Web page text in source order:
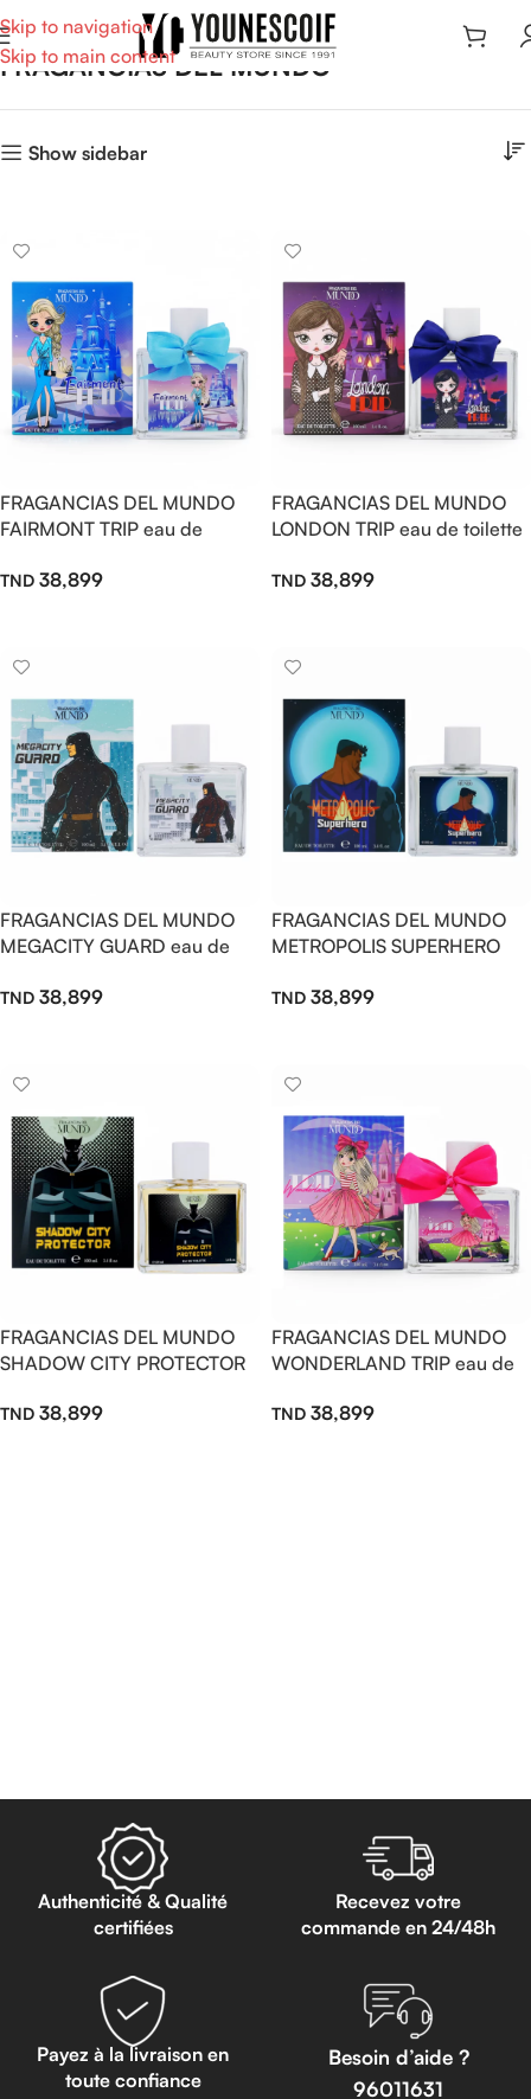
Skip to navigation
Skip to main content
FRAGANCIAS DEL MUNDO
Show sidebar
FRAGANCIAS DEL MUNDO
FAIRMONT TRIP eau de
38,899
FRAGANCIAS DEL MUNDO
LONDON TRIP eau de toilette
38,899
FRAGANCIAS DEL MUNDO
MEGACITY GUARD eau de
38,899
FRAGANCIAS DEL MUNDO
METROPOLIS SUPERHERO
38,899
FRAGANCIAS DEL MUNDO
SHADOW CITY PROTECTOR
38,899
FRAGANCIAS DEL MUNDO
WONDERLAND TRIP eau de
38,899
Authenticité & Qualité
certifiées
Recevez votre
commande en 24/48h
Payez à la livraison en
toute confiance
Besoin d’aide ?
96011631